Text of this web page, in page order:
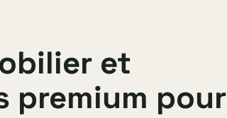
et
premium pour